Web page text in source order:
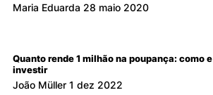
Maria Eduarda 28 maio 2020
Quanto rende 1 milhão na poupança: como
investir
João Müller 1 dez 2022